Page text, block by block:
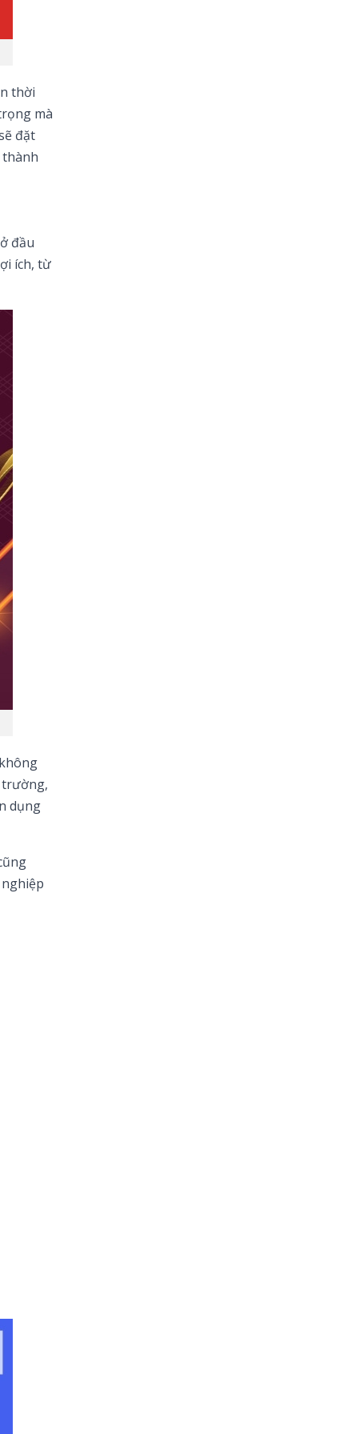
thời
mà
đặt
đầu
ích, từ
trường,
dụng